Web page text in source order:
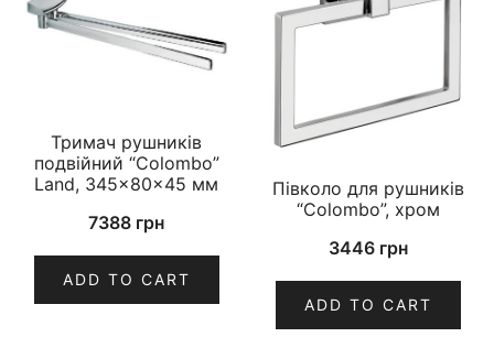
Тримач рушників
подвійний “Colombo”
Land, 345×80×45 мм
7388 грн
ADD TO CART
Півколо для рушників
“Colombo”, хром
3446 грн
ADD TO CART